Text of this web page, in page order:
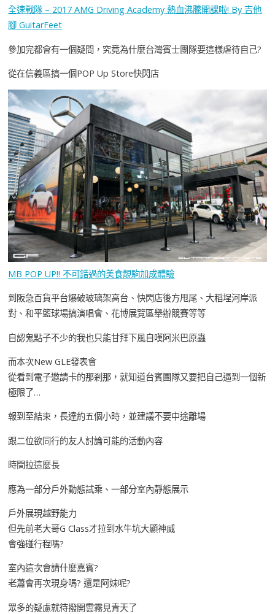
全速戰隊 – 2017 AMG Driving Academy 熱血沸騰開課啦! By 吉他
腳 GuitarFeet
參加完都會有一個疑問，究竟為什麼台灣賓士團隊要這樣虐待自己?
從在信義區搞一個POP Up Store快閃店
MB POP UP!! 不可錯過的美食靚駒加成體驗
到阪急百貨平台爆破玻璃架高台、快閃店後方甩尾、大稻埕河岸派
對、和平籃球場搞演唱會、花博展覽區舉辦競賽等等
自認鬼點子不少的我也只能甘拜下風自嘆阿米巴原蟲
而本次New GLE發表會
從看到電子邀請卡的那剎那，就知道台賓團隊又要把自己逼到一個新
極限了…
報到至結束，長達約五個小時，並建議不要中途離場
跟二位欲同行的友人討論可能的活動內容
時間拉這麼長
應為一部分戶外動態試乘、一部分室內靜態展示
戶外展現越野能力
但先前老大哥G Class才拉到水牛坑大顯神威
會強碰行程嗎?
室內這次會請什麼嘉賓?
老蕭會再次現身嗎? 還是阿妹呢?
眾多的疑慮就待撥開雲霧見青天了